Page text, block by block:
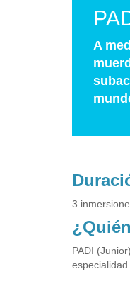
A
3
PADI
especialidad